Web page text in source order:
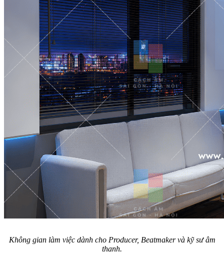
Không gian làm việc dành cho Producer, Beatmaker và kỹ sư âm
thanh.